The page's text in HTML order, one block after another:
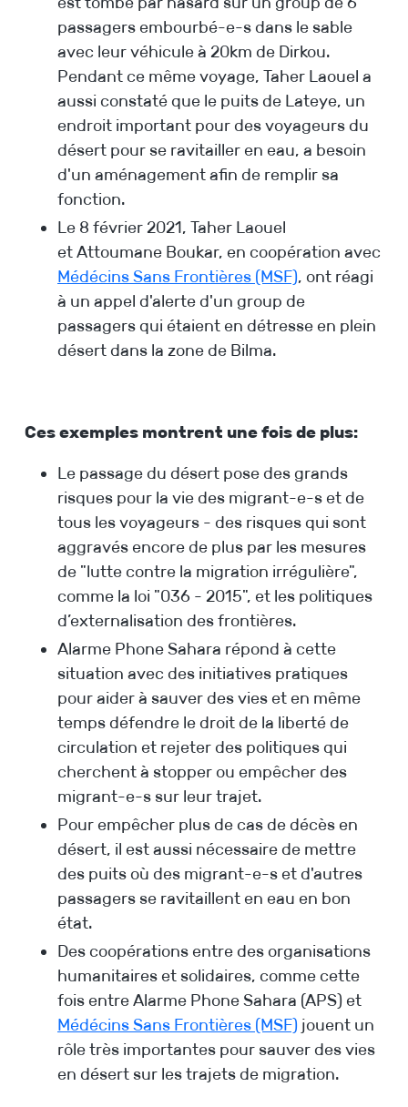
passagers embourbé-e-s dans le sable
avec leur véhicule à 20km de Dirkou.
Pendant ce même voyage, Taher Laouel a
aussi constaté que le puits de Lateye, un
endroit important pour des voyageurs du
désert pour se ravitailler en eau, a besoin
d'un aménagement afin de remplir sa
fonction.
Le 8 février 2021, Taher Laouel
et Attoumane Boukar, en coopération avec
Médécins Sans Frontières (MSF), ont réagi
à un appel d'alerte d'un group de
passagers qui étaient en détresse en plein
désert dans la zone de Bilma.
Ces exemples montrent une fois de plus:
Le passage du désert pose des grands
risques pour la vie des migrant-e-s et de
tous les voyageurs - des risques qui sont
aggravés encore de plus par les mesures
de "lutte contre la migration irrégulière",
comme la loi "036 - 2015", et les politiques
d’externalisation des frontières.
Alarme Phone Sahara répond à cette
situation avec des initiatives pratiques
pour aider à sauver des vies et en même
temps défendre le droit de la liberté de
circulation et rejeter des politiques qui
cherchent à stopper ou empêcher des
migrant-e-s sur leur trajet.
Pour empêcher plus de cas de décès en
désert, il est aussi nécessaire de mettre
des puits où des migrant-e-s et d'autres
passagers se ravitaillent en eau en bon
état.
Des coopérations entre des organisations
humanitaires et solidaires, comme cette
fois entre Alarme Phone Sahara (APS) et
Médécins Sans Frontières (MSF) jouent un
rôle très importantes pour sauver des vies
en désert sur les trajets de migration.